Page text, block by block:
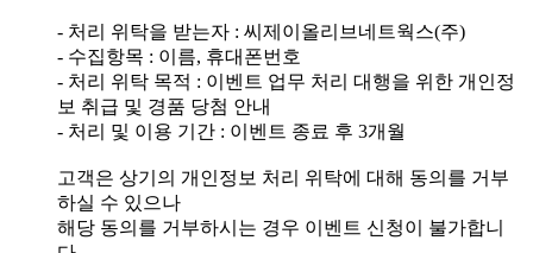
- 처리 위탁을 받는자 : 씨제이올리브네트웍스(주)
- 수집항목 : 이름, 휴대폰번호
- 처리 위탁 목적 : 이벤트 업무 처리 대행을 위한 개인정
보 취급 및 경품 당첨 안내
- 처리 및 이용 기간 : 이벤트 종료 후 3개월
고객은 상기의 개인정보 처리 위탁에 대해 동의를 거부
하실 수 있으나
해당 동의를 거부하시는 경우 이벤트 신청이 불가합니